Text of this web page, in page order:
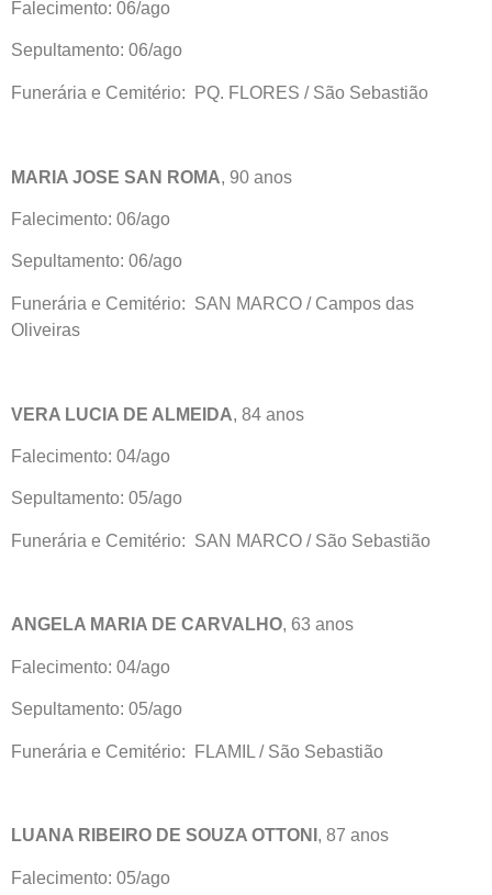
Falecimento: 06/ago
Sepultamento: 06/ago
Funerária e Cemitério: PQ. FLORES / São Sebastião
MARIA JOSE SAN ROMA, 90 anos
Falecimento: 06/ago
Sepultamento: 06/ago
Funerária e Cemitério: SAN MARCO / Campos das
Oliveiras
VERA LUCIA DE ALMEIDA, 84 anos
Falecimento: 04/ago
Sepultamento: 05/ago
Funerária e Cemitério: SAN MARCO / São Sebastião
ANGELA MARIA DE CARVALHO, 63 anos
Falecimento: 04/ago
Sepultamento: 05/ago
Funerária e Cemitério: FLAMIL / São Sebastião
LUANA RIBEIRO DE SOUZA OTTONI , 87 anos
Falecimento: 05/ago